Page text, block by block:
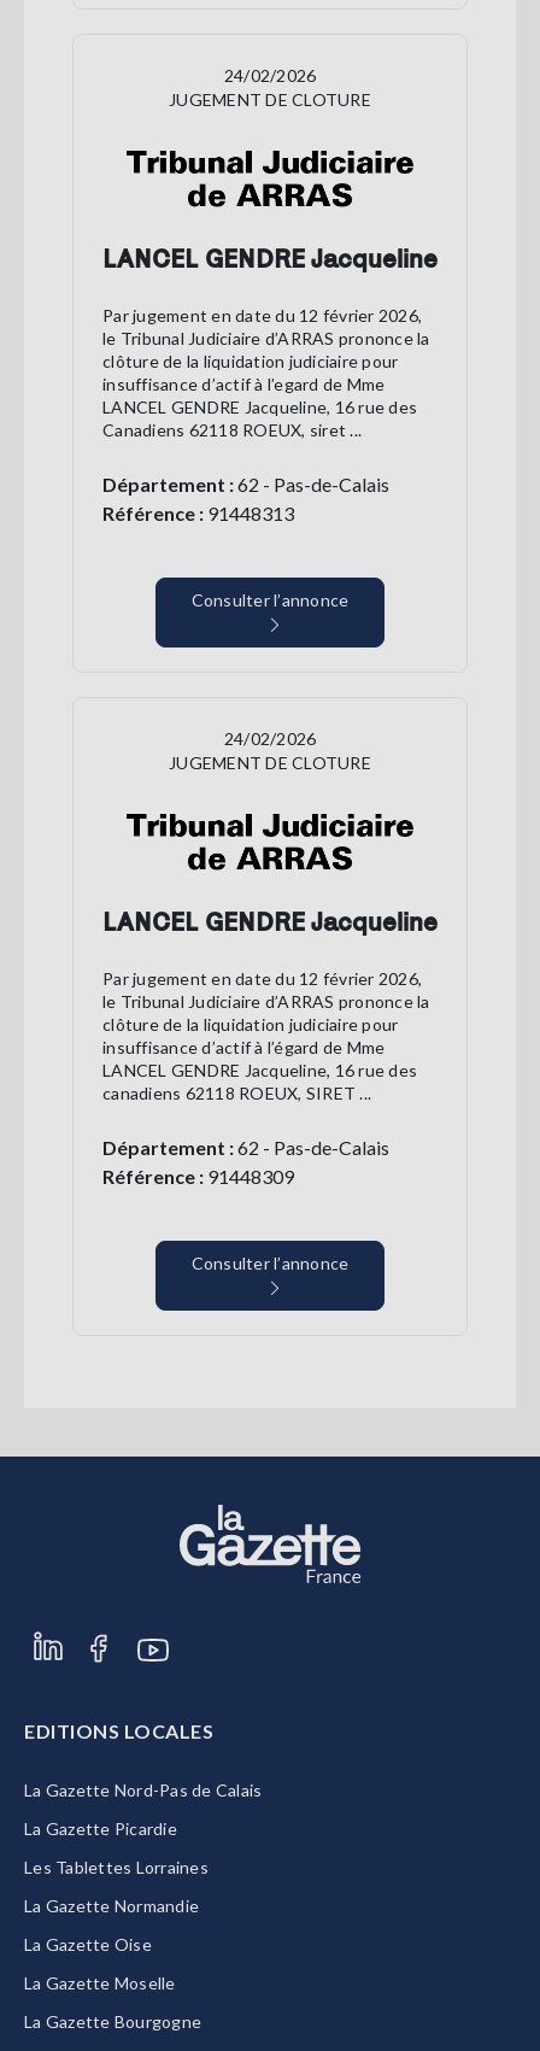
24/02/2026
JUGEMENT DE CLOTURE
LANCEL GENDRE Jacqueline
Par jugement en date du 12 février 2026,
le Tribunal Judiciaire d’ARRAS prononce la
clôture de la liquidation judiciaire pour
insuffisance d’actif à l’egard de Mme
LANCEL GENDRE Jacqueline, 16 rue des
Canadiens 62118 ROEUX, siret ...
Département :62 - Pas-de-Calais
Référence : 91448313
Consulter l’annonce
24/02/2026
JUGEMENT DE CLOTURE
LANCEL GENDRE Jacqueline
Par jugement en date du 12 février 2026,
le Tribunal Judiciaire d’ARRAS prononce la
clôture de la liquidation judiciaire pour
insuffisance d’actif à l’égard de Mme
LANCEL GENDRE Jacqueline, 16 rue des
canadiens 62118 ROEUX, SIRET ...
Département :62 - Pas-de-Calais
Référence : 91448309
Consulter l’annonce
EDITIONS LOCALES
La Gazette Nord-Pas de Calais
La Gazette Picardie
Les Tablettes Lorraines
La Gazette Normandie
La Gazette Oise
La Gazette Moselle
La Gazette Bourgogne